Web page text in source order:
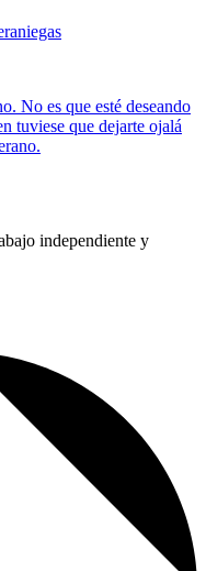
No es que esté deseando
tuviese que dejarte ojalá
independiente y